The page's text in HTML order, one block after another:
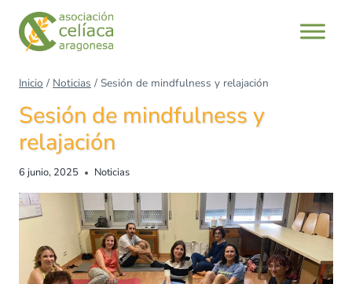
Saltar
contenido
Inicio / Noticias / Sesión de mindfulness y relajación
Sesión de mindfulness y
relajación
6 junio, 2025 Noticias